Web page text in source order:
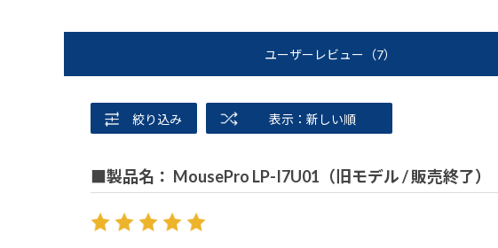
ユーザーレビュー （7）
絞り込み 表示：新しい順
■製品名： MousePro LP-I7U01（旧モデル / 販売終了）